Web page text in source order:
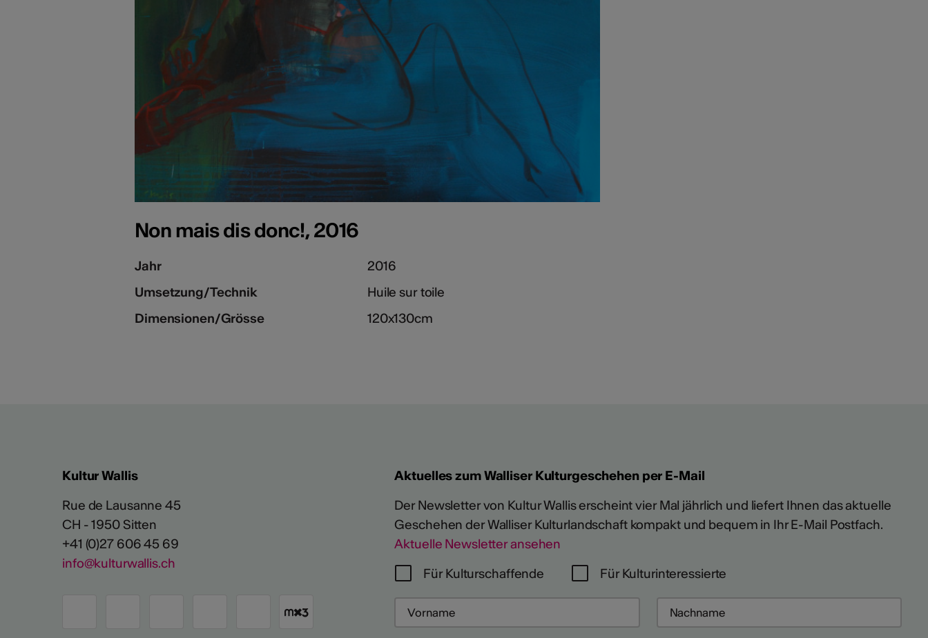
Non mais dis donc!, 2016
Jahr
2016
Umsetzung/Technik
Huile sur toile
Dimensionen/Grösse
120x130cm
Kultur Wallis
Rue de Lausanne 45
CH - 1950 Sitten
+41 (0)27 606 45 69
info@kulturwallis.ch
Aktuelles zum Walliser Kulturgeschehen per E-Mail
Der Newsletter von Kultur Wallis erscheint vier Mal jährlich und liefert Ihnen das aktuelle
Geschehen der Walliser Kulturlandschaft kompakt und bequem in Ihr E-Mail Postfach.
Aktuelle Newsletter ansehen
Für Kulturschaffende
Für Kulturinteressierte